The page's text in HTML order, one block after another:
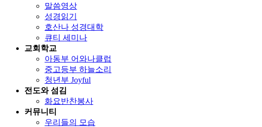
말씀영상
성경읽기
호산나 성경대학
큐티 세미나
교회학교
아동부 어와나클럽
중고등부 하늘소리
청년부 Joyful
전도와 섬김
화요반찬봉사
커뮤니티
우리들의 모습